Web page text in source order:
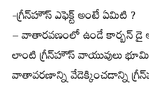
-గ్రీన్‌హౌస్ ఎఫెక్ట్ అంటే ఏమిటి ?
– వాతారవణంలో ఉండే కార్బన్ డై
లాంటి గ్రీన్‌హౌస్ వాయువులు
వాతావరణాన్ని వేడెక్కించడాన్ని